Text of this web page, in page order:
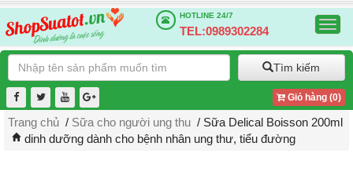
HOTLINE 24/7
TEL:0989302284
Tìm kiếm
Giỏ hàng (0)
Trang chủ / Sữa cho người ung thu / Sữa Delical Boisson 200ml
dinh dưỡng dành cho bệnh nhân ung thư, tiểu đường